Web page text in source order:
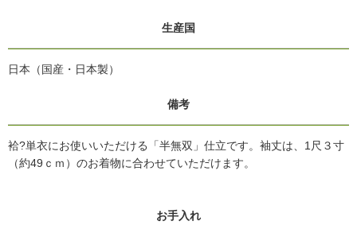
生産国
日本（国産・日本製）
備考
袷?単衣にお使いいただける「半無双」仕立です。袖丈は、1尺３寸
（約49ｃｍ）のお着物に合わせていただけます。
お手入れ